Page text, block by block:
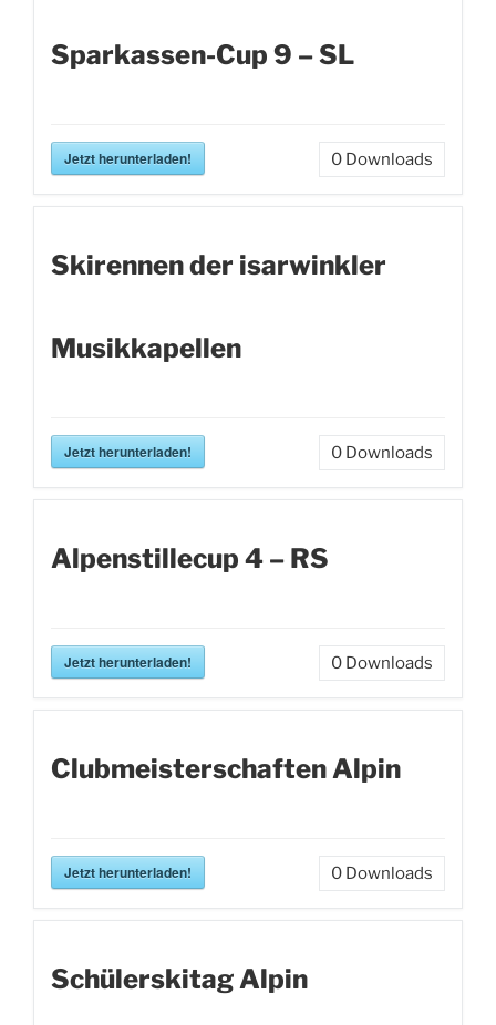
Sparkassen-Cup 9 – SL
Jetzt herunterladen! 0 Downloads
Skirennen der isarwinkler
Musikkapellen
Jetzt herunterladen! 0 Downloads
Alpenstillecup 4 – RS
Jetzt herunterladen! 0 Downloads
Clubmeisterschaften Alpin
Jetzt herunterladen! 0 Downloads
Schülerskitag Alpin